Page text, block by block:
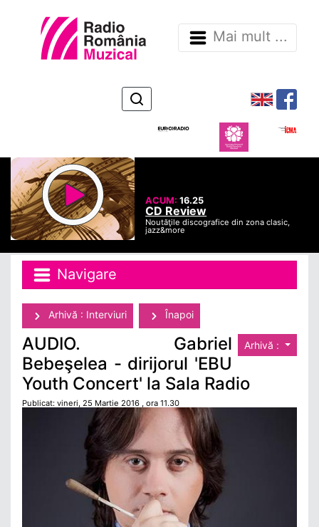
Mai mult ...
ACUM:16.25
CD Review
Noutăţile discografice din zona clasic,
jazz&more
Navigare
Arhivă : Interviuri Înapoi
Arhivă :
AUDIO. Gabriel
Bebeşelea - dirijorul 'EBU
Youth Concert' la Sala Radio
Publicat: vineri, 25 Martie 2016 , ora 11.30